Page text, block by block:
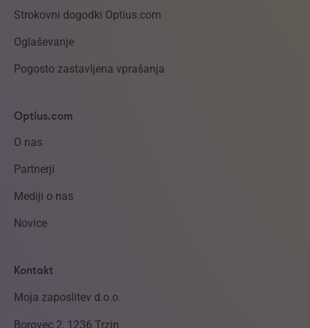
Strokovni dogodki Optius.com
Oglaševanje
Pogosto zastavljena vprašanja
Optius.com
O nas
Partnerji
Mediji o nas
Novice
Kontakt
Moja zaposlitev d.o.o.
Borovec 2, 1236 Trzin